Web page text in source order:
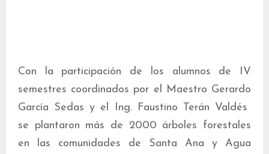
Con la participación de los alumnos de IV
semestres coordinados por el Maestro Gerardo
García Sedas y el Ing. Faustino Terán Valdés
se plantaron más de 2000 árboles forestales
en las comunidades de Santa Ana y Agua